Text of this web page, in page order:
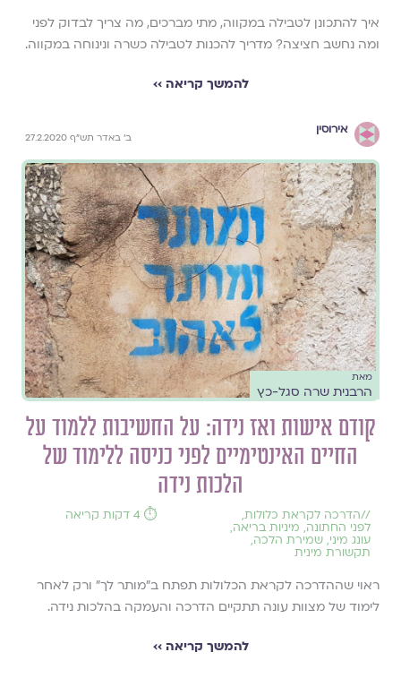
איך להתכונן לטבילה במקווה, מתי מברכים, מה צריך לבדוק לפני
ומה נחשב חציצה? מדריך להכנות לטבילה כשרה ונינוחה במקווה.
להמשך קריאה ››
אירוסין
ב' באדר תש"ף 27.2.2020
מאת
הרבנית שרה סגל-כץ
קודם אישות ואז נידה: על החשיבות ללמוד על
החיים האינטימיים לפני כניסה ללימוד של
הלכות נידה
//הדרכה לקראת כלולות,
לפני החתונה, מיניות בריאה,
עונג מיני, שמירת הלכה,
תקשורת מינית
⏱️ 4 דקות קריאה
ראוי שההדרכה לקראת הכלולות תפתח ב"מותר לך" ורק לאחר
לימוד של מצוות עונה תתקיים הדרכה והעמקה בהלכות נידה.
להמשך קריאה ››